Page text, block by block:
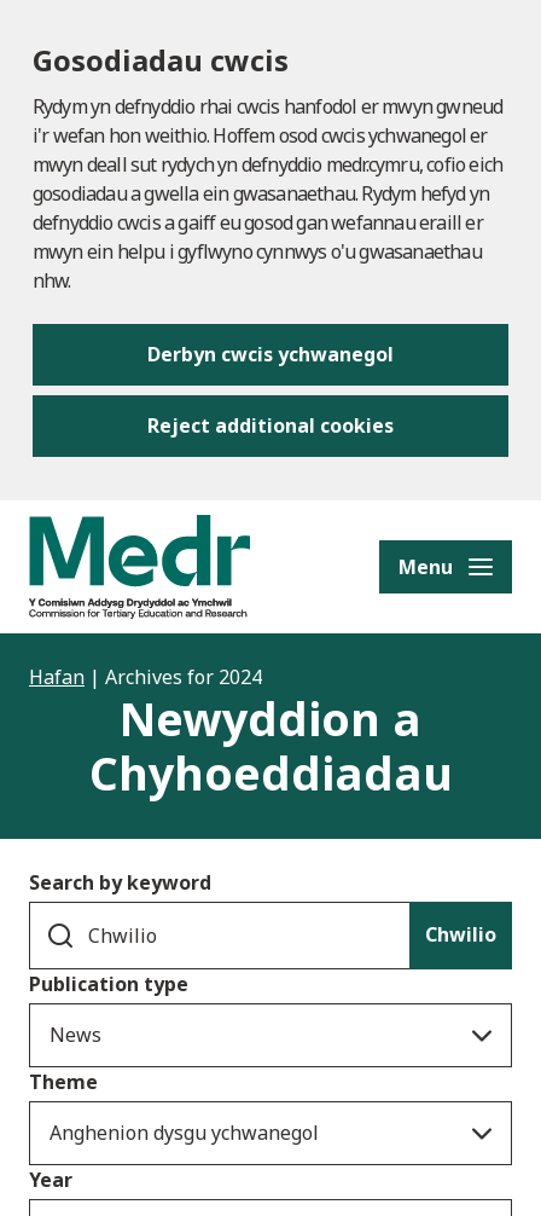
Gosodiadau cwcis
Rydym yn defnyddio rhai cwcis hanfodol er mwyn gwneud
i'r wefan hon weithio. Hoffem osod cwcis ychwanegol er
mwyn deall sut rydych yn defnyddio medr.cymru, cofio eich
gosodiadau a gwella ein gwasanaethau. Rydym hefyd yn
defnyddio cwcis a gaiff eu gosod gan wefannau eraill er
mwyn ein helpu i gyflwyno cynnwys o'u gwasanaethau
nhw.
Derbyn cwcis ychwanegol
Reject additional cookies
content Menu
Hafan | Archives for 2024
Newyddion a
Chyhoeddiadau
Search by keyword
Chwilio
Publication type
News
Theme
Anghenion dysgu ychwanegol
Year